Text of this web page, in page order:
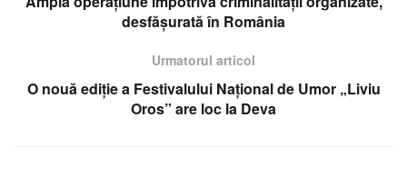
desfășurată în România
Urmatorul articol
O nouă ediție a Festivalului Național de Umor „Liviu
Oros” are loc la Deva